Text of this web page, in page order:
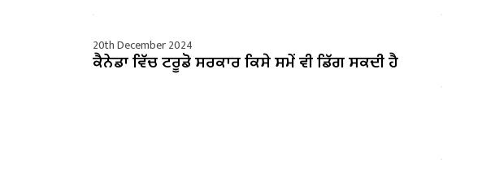
20th December 2024
ਕੈਨੇਡਾ ਵਿੱਚ ਟਰੂਡੋ ਸਰਕਾਰ ਕਿਸੇ ਸਮੇਂ ਵੀ ਡਿੱਗ ਸਕਦੀ ਹੈ